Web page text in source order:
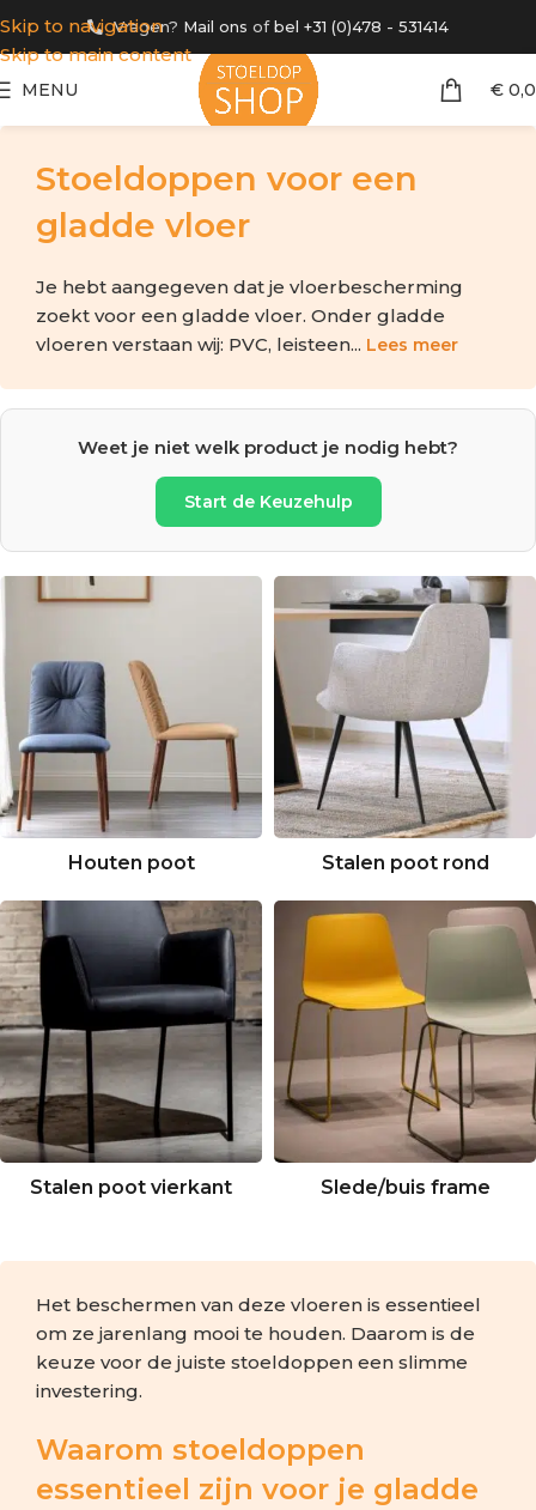
Skip to navigation
Skip to main content
Vragen? Mail ons ofbel +31 (0)478 - 531414
MENU €
Stoeldoppen voor een
gladde vloer
Je hebt aangegeven dat je vloerbescherming
zoekt voor een gladde vloer. Onder gladde
vloeren verstaan wij: PVC, leisteen... Lees meer
Weet je niet welk product je nodig hebt?
Start de Keuzehulp
Houten poot Stalen poot rond
Stalen poot vierkant Slede/buis frame
Het beschermen van deze vloeren is essentieel
om ze jarenlang mooi te houden. Daarom is de
keuze voor de juiste stoeldoppen een slimme
investering.
Waarom stoeldoppen
essentieel zijn voor je gladde